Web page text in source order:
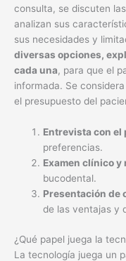
consulta, se discuten
analizan sus
sus necesidades y
diversas opciones,
cada una, para que el
informada. Se
el presupuesto del
Entrevista con el
preferencias.
Examen clínico
bucodental.
Presentación de
de las ventajas y
¿Qué papel juega la
La tecnología juega un